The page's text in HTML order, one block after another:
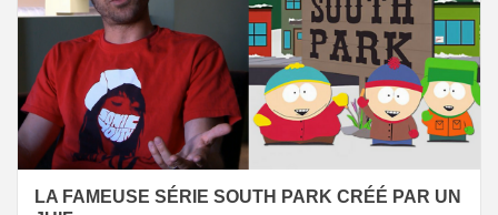
LA FAMEUSE SÉRIE SOUTH PARK CRÉÉ PAR UN